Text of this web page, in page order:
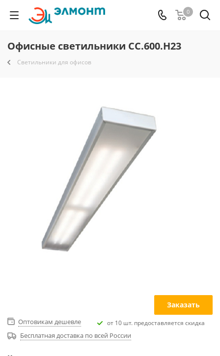
0
Офисные светильники СС.600.Н23
Светильники для офисов
Заказать
Оптовикам дешевле от 10 шт. предоставляется скидка
Бесплатная доставка по всей России